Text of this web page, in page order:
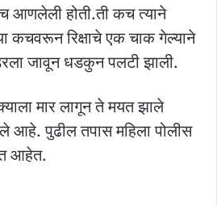
आणलेली होती.ती कच त्याने
कचवरून रिक्षाचे एक चाक गेल्याने
जावून धडकुन पलटी झाली.
मार लागून ते मयत झाले
आहे. पुढील तपास महिला पोलीस
आहेत.